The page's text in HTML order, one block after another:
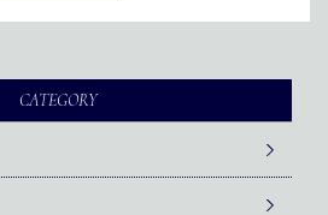
CATEGORY